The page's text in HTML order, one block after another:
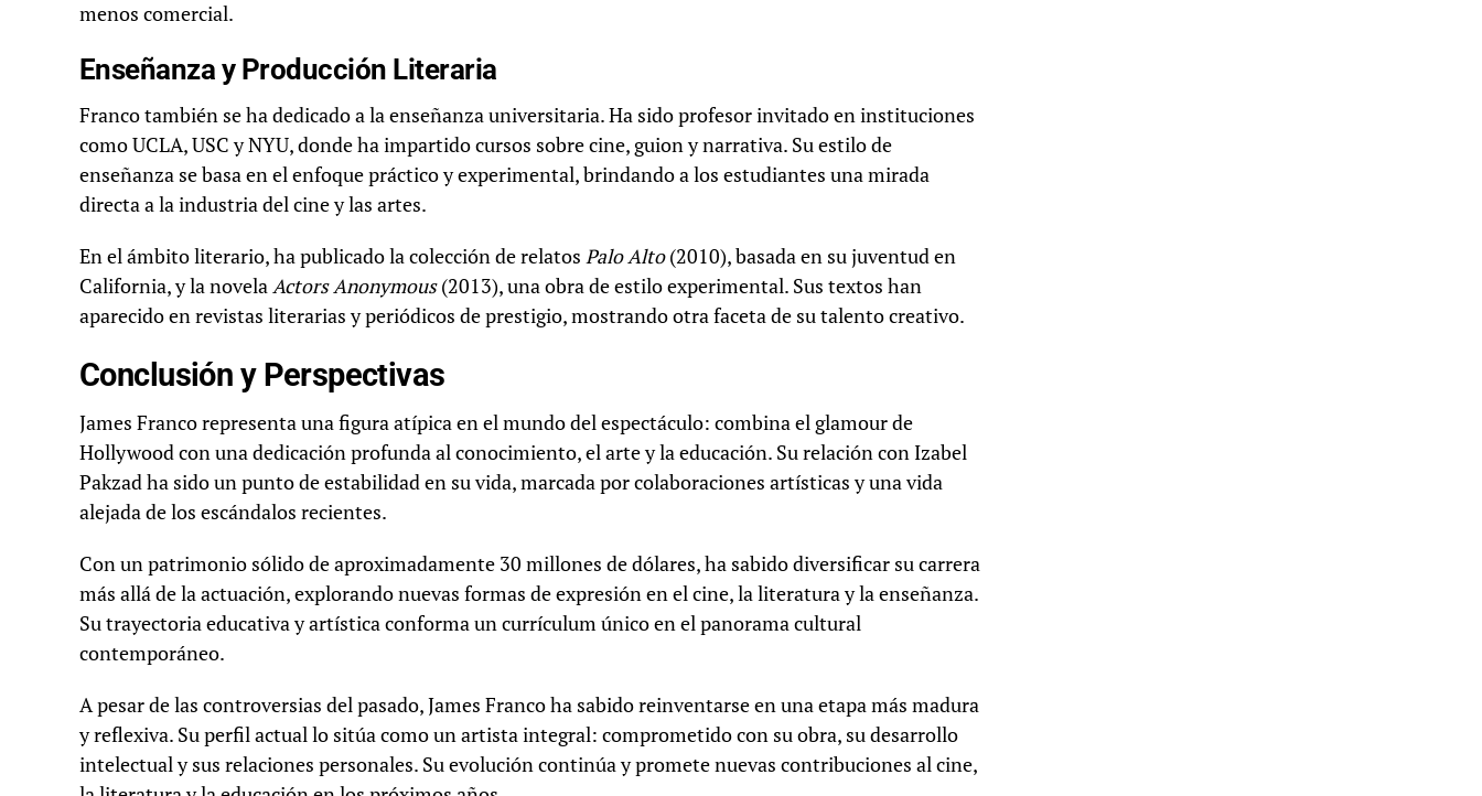
menos comercial.
Enseñanza y Producción Literaria
Franco también se ha dedicado a la enseñanza universitaria. Ha sido profesor invitado en instituciones
como UCLA, USC y NYU, donde ha impartido cursos sobre cine, guion y narrativa. Su estilo de
enseñanza se basa en el enfoque práctico y experimental, brindando a los estudiantes una mirada
directa a la industria del cine y las artes.
En el ámbito literario, ha publicado la colección de relatos Palo Alto(2010), basada en su juventud en
California, y la novelaActors Anonymous(2013), una obra de estilo experimental. Sus textos han
aparecido en revistas literarias y periódicos de prestigio, mostrando otra faceta de su talento creativo.
Conclusión y Perspectivas
James Franco representa una figura atípica en el mundo del espectáculo: combina el glamour de
Hollywood con una dedicación profunda al conocimiento, el arte y la educación. Su relación con Izabel
Pakzad ha sido un punto de estabilidad en su vida, marcada por colaboraciones artísticas y una vida
alejada de los escándalos recientes.
Con un patrimonio sólido de aproximadamente 30 millones de dólares, ha sabido diversificar su carrera
más allá de la actuación, explorando nuevas formas de expresión en el cine, la literatura y la enseñanza.
Su trayectoria educativa y artística conforma un currículum único en el panorama cultural
contemporáneo.
A pesar de las controversias del pasado, James Franco ha sabido reinventarse en una etapa más madura
y reflexiva. Su perfil actual lo sitúa como un artista integral: comprometido con su obra, su desarrollo
intelectual y sus relaciones personales. Su evolución continúa y promete nuevas contribuciones al cine,